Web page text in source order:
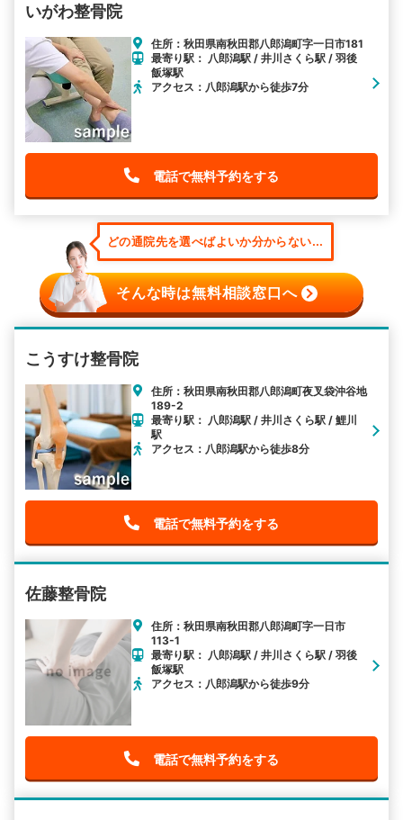
いがわ整骨院
住所：秋田県南秋田郡八郎潟町字一日市181
最寄り駅： 八郎潟駅 / 井川さくら駅 / 羽後
飯塚駅
アクセス：八郎潟駅から徒歩7分
電話で無料予約をする
どの通院先を選べばよいか分からない...
そんな時は無料相談窓口へ
こうすけ整骨院
住所：秋田県南秋田郡八郎潟町夜叉袋沖谷地
189-2
最寄り駅： 八郎潟駅 / 井川さくら駅 / 鯉川
駅
アクセス：八郎潟駅から徒歩8分
電話で無料予約をする
佐藤整骨院
住所：秋田県南秋田郡八郎潟町字一日市
113-1
最寄り駅： 八郎潟駅 / 井川さくら駅 / 羽後
飯塚駅
アクセス：八郎潟駅から徒歩9分
電話で無料予約をする